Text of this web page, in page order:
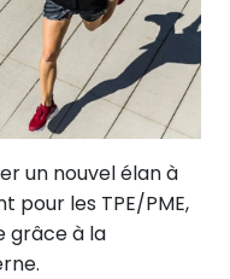
un nouvel élan à
pour les TPE/PME,
grâce à la